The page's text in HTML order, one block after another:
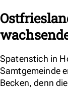
Spatenstich in
Samtgemeinde
Becken, denn